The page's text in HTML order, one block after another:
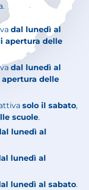
dal lunedì al
apertura delle
dal lunedì al
delle
attivasolo il sabato,
scuole.
lunedì al
lunedì al
lunedì al sabato.